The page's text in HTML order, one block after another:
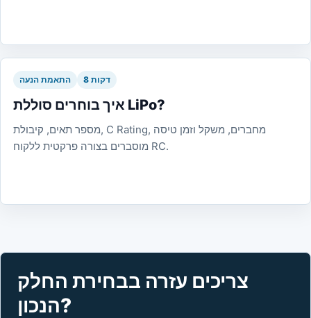
התאמת הנעה 8 דקות
איך בוחרים סוללת LiPo?
מספר תאים, קיבולת, C Rating, מחברים, משקל וזמן טיסה
מוסברים בצורה פרקטית ללקוח RC.
צריכים עזרה בבחירת החלק
הנכון?